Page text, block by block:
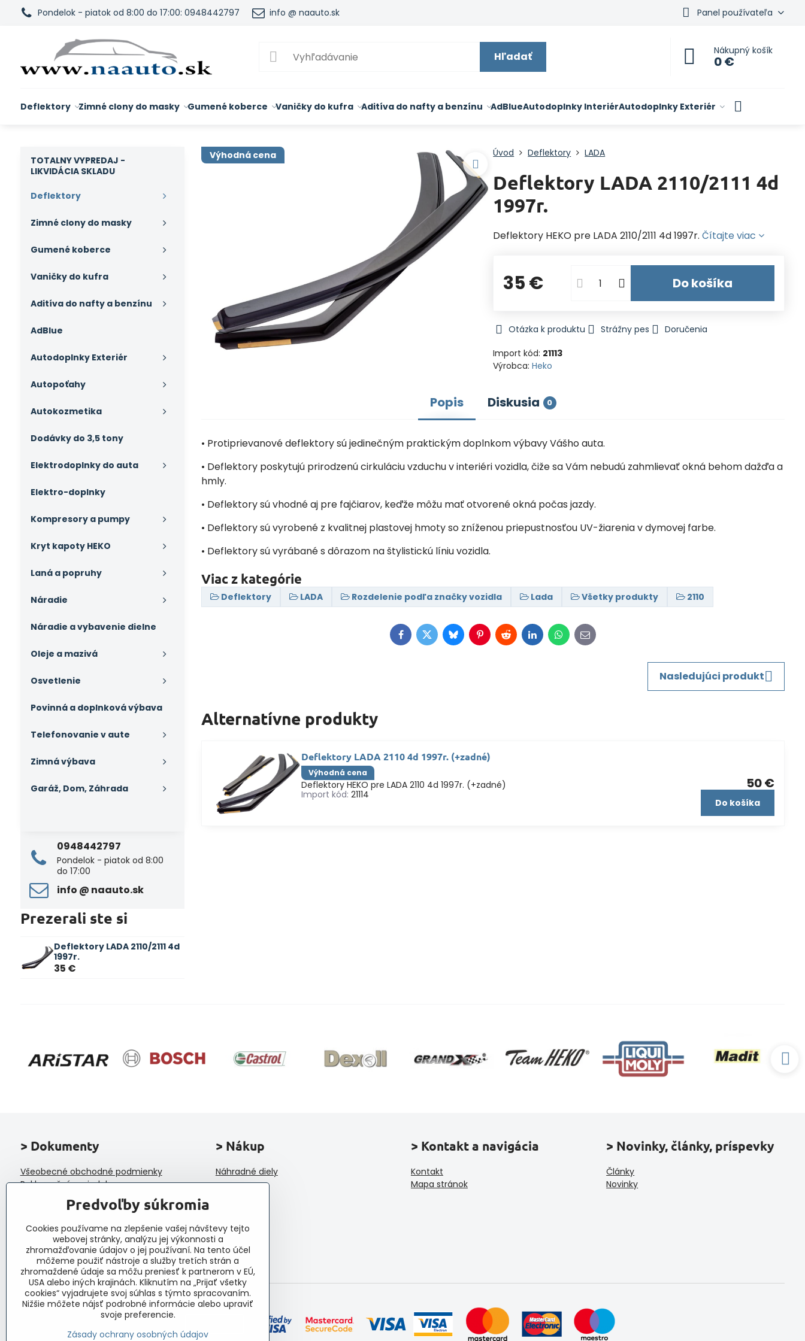
Pondelok - piatok od 8:00 do 17:00: 0948442797 info @ naauto.sk Panel používateľa
Hľadať Nákupný košík
0 €
Deflektory Zimné clony do masky Gumené koberce Vaničky do kufra Aditíva do nafty a benzínu AdBlueAutodoplnky InteriérAutodoplnky Exteriér
Výhodná cena Úvod Deflektory LADA
Deflektory LADA 2110/2111 4d
1997r.
Deflektory HEKO pre LADA 2110/2111 4d 1997r.Čítajte viac
35 € Do košíka
Otázka k produktu Strážny pes
Doručenia
Import kód: 21113
Výrobca:Heko
Popis Diskusia 0
• Protiprievanové deflektory sú jedinečným praktickým doplnkom výbavy Vášho auta.
• Deflektory poskytujú prirodzenú cirkuláciu vzduchu v interiéri vozidla, čiže sa Vám nebudú zahmlievať okná behom dažďa a
hmly.
• Deflektory sú vhodné aj pre fajčiarov, keďže môžu mať otvorené okná počas jazdy.
• Deflektory sú vyrobené z kvalitnej plastovej hmoty so zníženou priepustnosťou UV-žiarenia v dymovej farbe.
• Deflektory sú vyrábané s dôrazom na štylistickú líniu vozidla.
Viac z kategórie
Deflektory LADA Rozdelenie podľa značky vozidla Lada Všetky produkty 2110
Facebook
TwitterBlueskyPinterest
RedditLinkedInWhatsApp
E-
mail
Nasledujúci produkt
Alternatívne produkty
Deflektory LADA 2110 4d 1997r. (+zadné)
Výhodná cena
Deflektory HEKO pre LADA 2110 4d 1997r. (+zadné)
Import kód: 21114
50 €
Do košíka
TOTALNY VYPREDAJ -
LIKVIDÁCIA SKLADU
Deflektory
Zimné clony do masky
Gumené koberce
Vaničky do kufra
Aditíva do nafty a benzínu
AdBlue
Autodoplnky Exteriér
Autopoťahy
Autokozmetika
Dodávky do 3,5 tony
Elektrodoplnky do auta
Elektro-doplnky
Kompresory a pumpy
Kryt kapoty HEKO
Laná a popruhy
Náradie
Náradie a vybavenie dielne
Oleje a mazivá
Osvetlenie
Povinná a doplnková výbava
Telefonovanie v aute
Zimná výbava
Garáž, Dom, Záhrada
0948442797
Pondelok - piatok od 8:00
do 17:00
info ​@ naauto​.sk
Prezerali ste si
Deflektory LADA 2110/2111 4d
1997r.
35 €
> Dokumenty
Všeobecné obchodné podmienky
Reklamačný poriadok
Ochrana osobných údajov a poučenie o
Reklamačný formulár
Formulár na odstúpenie od zmluvy
Protokol o prijatí a vybavení reklamácie
Veľkoobchod
> Nákup
Náhradné diely
> Kontakt a navigácia
Kontakt
Mapa stránok
> Novinky, články, príspevky
Články
Novinky
Predvoľby súkromia
Cookies používame na zlepšenie vašej návštevy tejto
webovej stránky, analýzu jej výkonnosti a
zhromažďovanie údajov o jej používaní. Na tento účel
môžeme použiť nástroje a služby tretích strán a
zhromaždené údaje sa môžu preniesť k partnerom v EÚ,
USA alebo iných krajinách. Kliknutím na „Prijať všetky
cookies“ vyjadrujete svoj súhlas s týmto spracovaním.
Nižšie môžete nájsť podrobné informácie alebo upraviť
svoje preferencie.
Zásady ochrany osobných údajov